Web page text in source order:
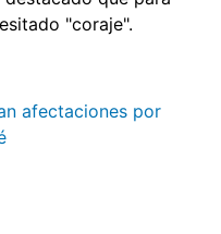
"coraje".
afectaciones por